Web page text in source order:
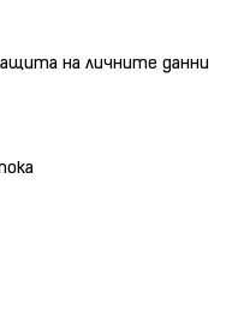
на личните данни